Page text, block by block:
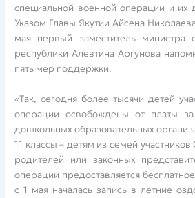
специальной военной операции и их
Указом Главы Якутии Айсена
мая первый заместитель министра
республики Алевтина Аргунова
пять мер поддержки.
«Так, сегодня более тысячи детей
операции освобождены от платы
дошкольных образовательных
11 классы – детям из семей
родителей или законных
операции предоставляется
с 1 мая началась запись в летние